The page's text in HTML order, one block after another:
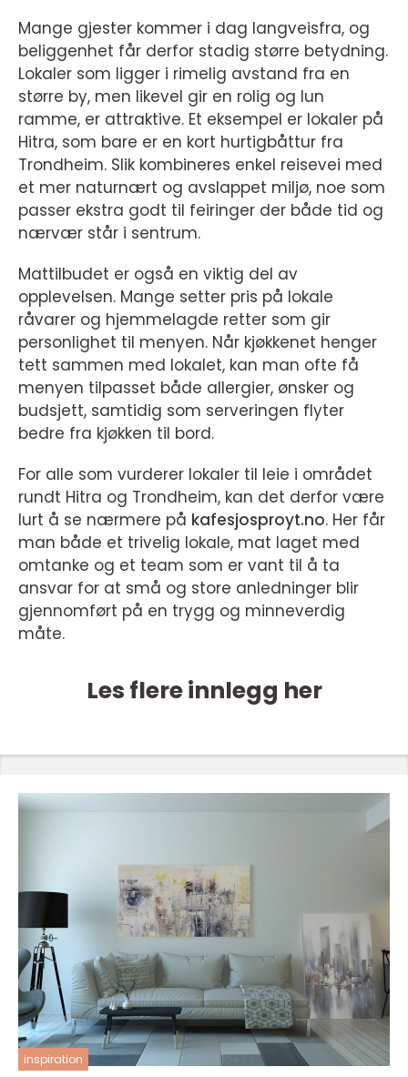
Mange gjester kommer i dag langveisfra, og
beliggenhet får derfor stadig større betydning.
Lokaler som ligger i rimelig avstand fra en
større by, men likevel gir en rolig og lun
ramme, er attraktive. Et eksempel er lokaler på
Hitra, som bare er en kort hurtigbåttur fra
Trondheim. Slik kombineres enkel reisevei med
et mer naturnært og avslappet miljø, noe som
passer ekstra godt til feiringer der både tid og
nærvær står i sentrum.
Mattilbudet er også en viktig del av
opplevelsen. Mange setter pris på lokale
råvarer og hjemmelagde retter som gir
personlighet til menyen. Når kjøkkenet henger
tett sammen med lokalet, kan man ofte få
menyen tilpasset både allergier, ønsker og
budsjett, samtidig som serveringen flyter
bedre fra kjøkken til bord.
For alle som vurderer lokaler til leie i området
rundt Hitra og Trondheim, kan det derfor være
lurt å se nærmere på kafesjosproyt.no. Her får
man både et trivelig lokale, mat laget med
omtanke og et team som er vant til å ta
ansvar for at små og store anledninger blir
gjennomført på en trygg og minneverdig
måte.
Les flere innlegg her
inspiration